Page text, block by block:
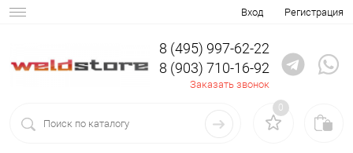
Вход Регистрация
8 (495) 997-62-22
8 (903) 710-16-92
Заказать звонок
0